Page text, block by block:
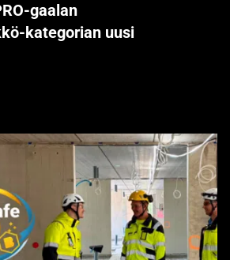
gaalan
kategorian uusi